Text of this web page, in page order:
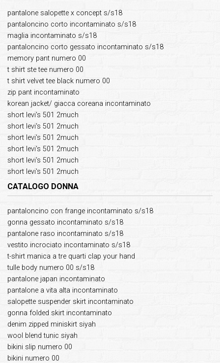
pantalone salopette x concept s/s18
pantaloncino corto incontaminato s/s18
maglia incontaminato s/s18
pantaloncino corto gessato incontaminato s/s18
memory pant numero 00
t shirt ste tee numero 00
t shirt velvet tee black numero 00
zip pant incontaminato
korean jacket/ giacca coreana incontaminato
short levi's 501 2much
short levi's 501 2much
short levi's 501 2much
short levi's 501 2much
short levi's 501 2much
short levi's 501 2much
CATALOGO DONNA
pantaloncino con frange incontaminato s/s18
gonna gessato incontaminato s/s18
pantalone raso incontaminato s/s18
vestito incrociato incontaminato s/s18
t-shirt manica a tre quarti clap your hand
tulle body numero 00 s/s18
pantalone japan incontaminato
pantalone a vita alta incontaminato
salopette suspender skirt incontaminato
gonna folded skirt incontaminato
denim zipped miniskirt siyah
wool blend tunic siyah
bikini slip numero 00
bikini numero 00